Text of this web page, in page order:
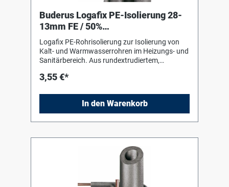
Buderus Logafix PE-Isolierung 28-
13mm FE / 50%
GEG,f.Kaltwasserleit.,Länge 2m
Logafix PE-Rohrisolierung zur Isolierung von
Kalt- und Warmwasserrohren im Heizungs- und
Sanitärbereich. Aus rundextrudiertem,
alterungsbeständig und unverrottbar.
3,55 €*
In den Warenkorb